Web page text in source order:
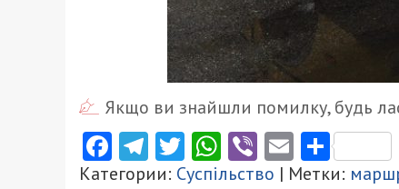
Якщо ви знайшли помилку, будь
Facebook
Telegram
Twitter
WhatsApp
ViberEmail
Категории: Суспільство | Метки: